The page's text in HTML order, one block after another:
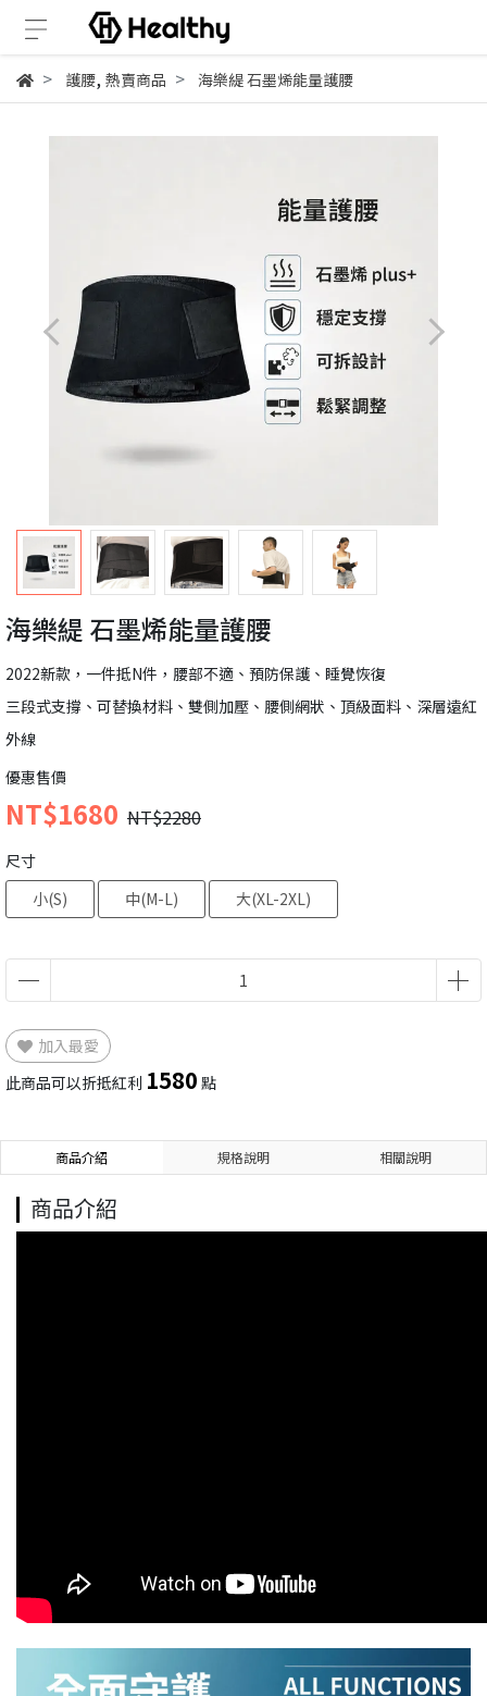
護腰, 熱賣商品 海樂緹 石墨烯能量護腰
海樂緹 石墨烯能量護腰
2022新款，一件抵N件，腰部不適、預防保護、睡覺恢復
三段式支撐、可替換材料、雙側加壓、腰側網狀、頂級面料、深層遠紅
外線
優惠售價
NT$1680 NT$2280
尺寸
小(S)
中(M-L) 大(XL-2XL)
加入最愛
此商品可以折抵紅利 1580 點
商品介紹 規格說明 相關說明
商品介紹